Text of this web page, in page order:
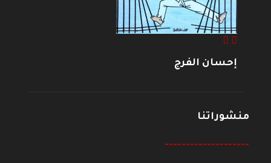
إحسان الفرج
منشوراتنا
--------------------